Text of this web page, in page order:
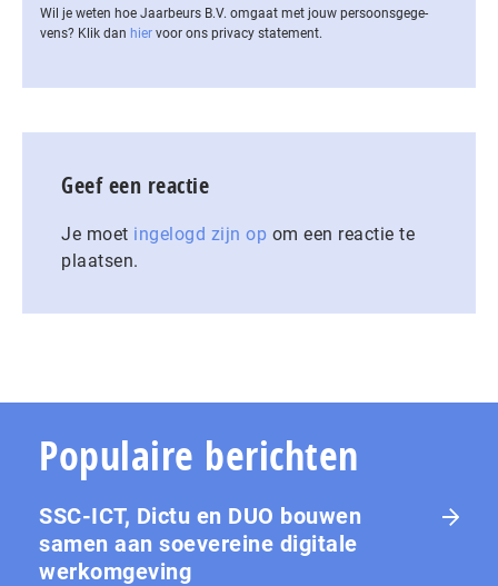
Wil je weten hoe Jaarbeurs B.V. omgaat met jouw per­soons­ge­ge­
vens? Klik dan hier voor ons privacy statement.
Geef een reactie
Je moet ingelogd zijn op om een reactie te
plaatsen.
Populaire berichten
SSC-ICT, Dictu en DUO bouwen
samen aan soevereine digitale
werkomgeving